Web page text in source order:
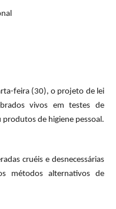
feira (30), o projeto de lei
vivos em testes de
de higiene pessoal.
cruéis e desnecessárias
métodos alternativos de